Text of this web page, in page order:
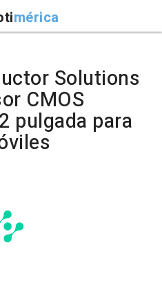
mérica
Solutions
CMOS
pulgada para